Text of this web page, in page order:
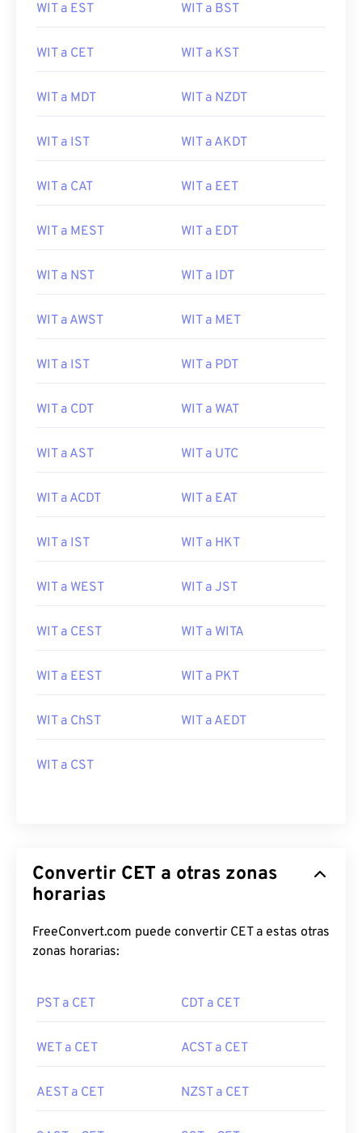
WIT a EST WIT a BST
WIT a CET WIT a KST
WIT a MDT WIT a NZDT
WIT a IST WIT a AKDT
WIT a CAT WIT a EET
WIT a MEST WIT a EDT
WIT a NST WIT a IDT
WIT a AWST WIT a MET
WIT a IST WIT a PDT
WIT a CDT WIT a WAT
WIT a AST WIT a UTC
WIT a ACDT WIT a EAT
WIT a IST WIT a HKT
WIT a WEST WIT a JST
WIT a CEST WIT a WITA
WIT a EEST WIT a PKT
WIT a ChST WIT a AEDT
WIT a CST
Convertir CET a otras zonas
horarias
FreeConvert.com puede convertir CET a estas otras
zonas horarias:
PST a CET CDT a CET
WET a CET ACST a CET
AEST a CET NZST a CET